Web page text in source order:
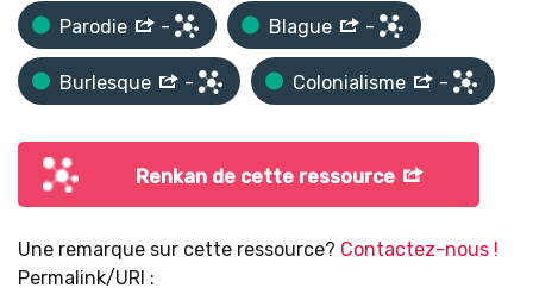
Parodie - Blague -
Burlesque - Colonialisme -
Renkan de cette ressource
Une remarque sur cette ressource? Contactez-nous !
Permalink/URI :